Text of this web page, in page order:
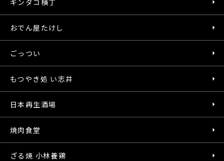
ギンダコ横丁
おでん屋たけし
ごっつい
もつやき処 い志井
日本再生酒場
焼肉食堂
ざる焼 小林養鶏